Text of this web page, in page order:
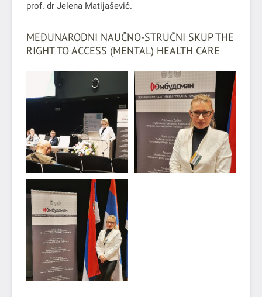
prof. dr Jelena Matijašević.
MEĐUNARODNI NAUČNO-STRUČNI SKUP THE
RIGHT TO ACCESS (MENTAL) HEALTH CARE